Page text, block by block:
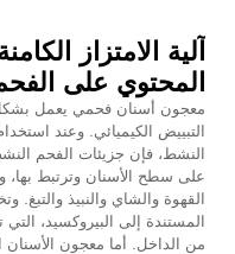
آلية الامتزاز
المحتوي على
معجون أسنان فحمي يعمل
التبييض الكيميائي. وعند
النشط، فإن جزيئات الفحم
على سطح الأسنان وترتبط بها،
القهوة والشاي والنبيذ والتبغ.
المستندة إلى البيروكسيد،
من الداخل. أما معجون